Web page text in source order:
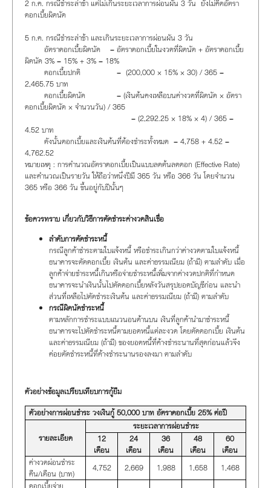
2 ก.ค. กรณีชำระล่าช้า แต่ไม่เกินระยะเวลาการผ่อนผัน 3 วัน ยังไม่คิดอัตรา
ดอกเบี้ยผิดนัด
5 ก.ค. กรณีชำระล่าช้า และเกินระยะเวลาการผ่อนผัน 3 วัน
อัตราดอกเบี้ยผิดนัด = อัตราดอกเบี้ยในงวดที่ผิดนัด + อัตราดอกเบี้ย
ผิดนัด 3% = 15% + 3% = 18%
ดอกเบี้ยปกติ = (200,000 × 15% × 30) / 365 =
2,465.75 บาท
ดอกเบี้ยผิดนัด = (เงินต้นคงเหลือบนค่างวดที่ผิดนัด × อัตรา
ดอกเบี้ยผิดนัด × จำนวนวัน) / 365
= (2,292.25 × 18% × 4) / 365 =
4.52 บาท
ดังนั้นดอกเบี้ยและเงินต้นที่ต้องชำระทั้งหมด = 4,758 + 4.52 =
4,762.52
หมายเหตุ : การคำนวณอัตราดอกเบี้ยเป็นแบบลดต้นลดดอก (Effective Rate)
และคำนวณเป็นรายวัน ให้ถือว่าหนึ่งปีมี 365 วัน หรือ 366 วัน โดยจำนวน
365 หรือ 366 วัน ขึ้นอยู่กับปีนั้นๆ
ข้อควรทราบ เกี่ยวกับวิธีการตัดชำระค่างวดสินเชื่อ
ลำดับการตัดชำระหนี้
กรณีลูกค้าชำระตามใบแจ้งหนี้ หรือชำระเกินกว่าค่างวดตามใบแจ้งหนี้
ธนาคารจะตัดดอกเบี้ย เงินต้น และค่าธรรมเนียม (ถ้ามี) ตามลำดับ เมื่อ
ลูกค้าจ่ายชำระหนี้เกินหรือจ่ายชำระหนี้เพิ่มจากค่างวดปกติที่กำหนด
ธนาคารจะนำเงินนั้นไปตัดดอกเบี้ยหลังวันสรุปยอดบัญชีก่อน และนำ
ส่วนที่เหลือไปตัดชำระเงินต้น และค่าธรรมเนียม (ถ้ามี) ตามลำดับ
กรณีผิดนัดชำระหนี้
ตามหลักการชำระแบบแนวนอนด้านบน เงินที่ลูกค้านำมาชำระหนี้
ธนาคารจะไปตัดชำระหนี้ตามยอดหนี้แต่ละงวด โดยตัดดอกเบี้ย เงินต้น
และค่าธรรมเนียม (ถ้ามี) ของยอดหนี้ที่ค้างชำระนานที่สุดก่อนแล้วจึง
ค่อยตัดชำระหนี้ที่ค้างชำระนานรองลงมา ตามลำดับ
ตัวอย่างข้อมูลเปรียบเทียบการกู้ยืม
ตัวอย่างการผ่อนชำระ วงเงินกู้ 50,000 บาท อัตราดอกเบี้ย 25% ต่อปี
รายละเอียด
ระยะเวลาการผ่อนชำระ
12
เดือน
24
เดือน
36
เดือน
48
เดือน
60
เดือน
ค่างวดผ่อนชำระ
คืน/เดือน (บาท)
4,752 2,669 1,988 1,658
1,468
ดอกเบี้ยจ่าย